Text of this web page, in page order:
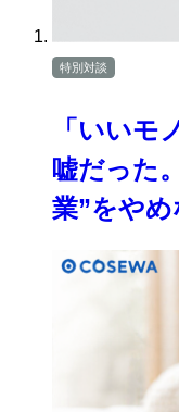
「いいモ
嘘だった
業”をや
特別対談